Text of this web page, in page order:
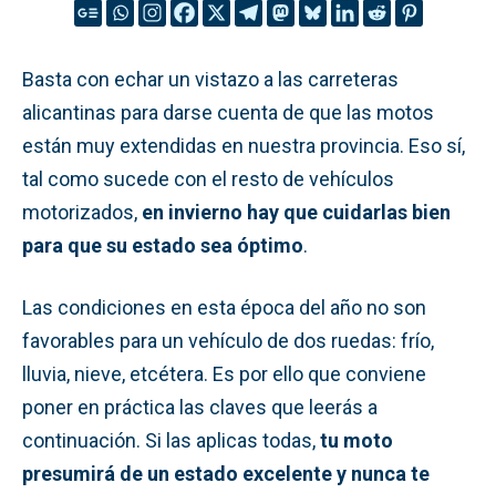
Basta con echar un vistazo a las carreteras
alicantinas para darse cuenta de que las motos
están muy extendidas en nuestra provincia. Eso sí,
tal como sucede con el resto de vehículos
motorizados, en invierno hay que cuidarlas bien
para que su estado sea óptimo.
Las condiciones en esta época del año no son
favorables para un vehículo de dos ruedas: frío,
lluvia, nieve, etcétera. Es por ello que conviene
poner en práctica las claves que leerás a
continuación. Si las aplicas todas,tu moto
presumirá de un estado excelente y nunca te